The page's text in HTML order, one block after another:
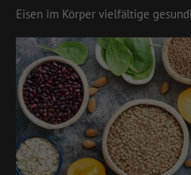
Eisen im Körper vielfältige